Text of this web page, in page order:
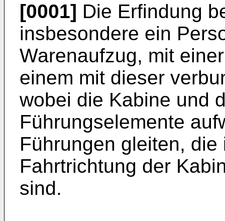
[0001] Die Erfindung
insbesondere ein
Warenaufzug, mit
einem mit dieser
wobei die Kabine und
Führungselemente
Führungen gleiten,
Fahrtrichtung der
sind.